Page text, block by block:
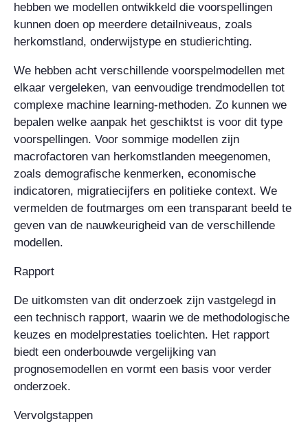
hebben we modellen ontwikkeld die voorspellingen
kunnen doen op meerdere detailniveaus, zoals
herkomstland, onderwijstype en studierichting.
We hebben acht verschillende voorspelmodellen met
elkaar vergeleken, van eenvoudige trendmodellen tot
complexe machine learning-methoden. Zo kunnen we
bepalen welke aanpak het geschiktst is voor dit type
voorspellingen. Voor sommige modellen zijn
macrofactoren van herkomstlanden meegenomen,
zoals demografische kenmerken, economische
indicatoren, migratiecijfers en politieke context. We
vermelden de foutmarges om een transparant beeld te
geven van de nauwkeurigheid van de verschillende
modellen.
Rapport
De uitkomsten van dit onderzoek zijn vastgelegd in
een technisch rapport, waarin we de methodologische
keuzes en modelprestaties toelichten. Het rapport
biedt een onderbouwde vergelijking van
prognosemodellen en vormt een basis voor verder
onderzoek.
Vervolgstappen